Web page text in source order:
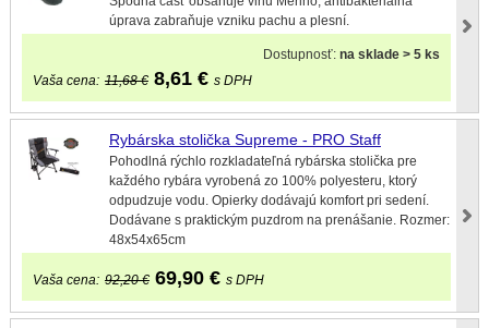
úprava zabraňuje vzniku pachu a plesní.
Dostupnosť:na sklade > 5 ks
Vaša cena: 11,68 € 8,61 € s DPH
Rybárska stolička Supreme - PRO Staff
Pohodlná rýchlo rozkladateľná rybárska stolička pre
každého rybára vyrobená zo 100% polyesteru, ktorý
odpudzuje vodu. Opierky dodávajú komfort pri sedení.
Dodávane s praktickým puzdrom na prenášanie. Rozmer:
48x54x65cm
Vaša cena: 92,20 € 69,90 € s DPH